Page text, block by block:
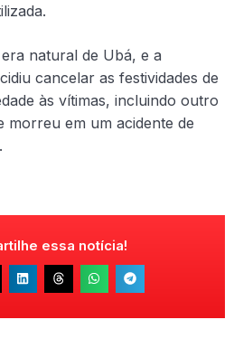
natural de Ubá, e a
cancelar as festividades de
às vítimas, incluindo outro
morreu em um acidente de
essa notícia!